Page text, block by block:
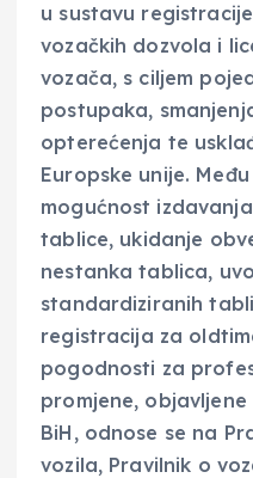
u sustavu
vozačkih dozvola i
vozača, s ciljem
postupaka,
opterećenja te
Europske unije.
mogućnost
tablice, ukidanje
nestanka tablica,
standardiziranih
registracija za
pogodnosti za
promjene, objavljene
BiH, odnose se na
vozila, Pravilnik o